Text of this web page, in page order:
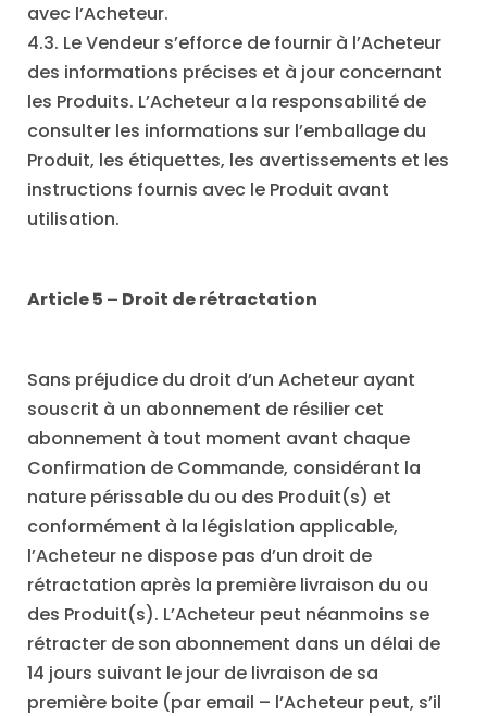
avec l’Acheteur.
4.3. Le Vendeur s’efforce de fournir à l’Acheteur
des informations précises et à jour concernant
les Produits. L’Acheteur a la responsabilité de
consulter les informations sur l’emballage du
Produit, les étiquettes, les avertissements et les
instructions fournis avec le Produit avant
utilisation.
Article 5 – Droit de rétractation
Sans préjudice du droit d’un Acheteur ayant
souscrit à un abonnement de résilier cet
abonnement à tout moment avant chaque
Confirmation de Commande, considérant la
nature périssable du ou des Produit(s) et
conformément à la législation applicable,
l’Acheteur ne dispose pas d’un droit de
rétractation après la première livraison du ou
des Produit(s). L’Acheteur peut néanmoins se
rétracter de son abonnement dans un délai de
14 jours suivant le jour de livraison de sa
première boite (par email – l’Acheteur peut, s’il